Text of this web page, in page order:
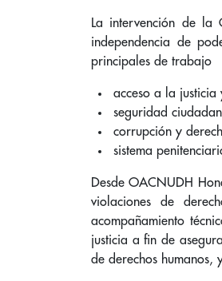
La intervención de la
independencia de
principales de trabajo
acceso a la
seguridad
corrupción y
sistema
Desde OACNUDH
violaciones de
acompañamiento
justicia a fin de
de derechos humanos,